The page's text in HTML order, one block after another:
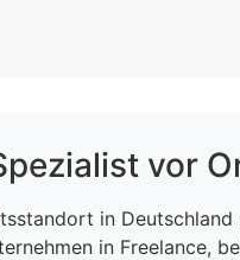
vor
in
in Freelance,